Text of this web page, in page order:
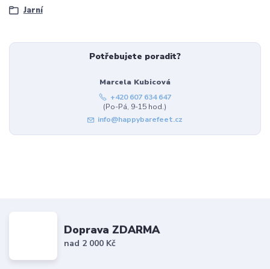
Jarní
Potřebujete poradit?
Marcela Kubicová
+420 607 634 647
(Po-Pá, 9-15 hod.)
info@happybarefeet.cz
Doprava ZDARMA
nad 2 000 Kč